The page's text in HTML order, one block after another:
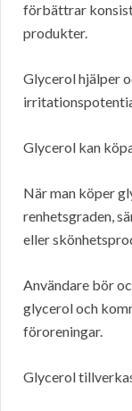
förbättrar
produkter.
Glycerol hjälper
Glycerol kan
När man köper
renhetsgraden,
eller
Användare bör
glycerol och
föroreningar.
Glycerol